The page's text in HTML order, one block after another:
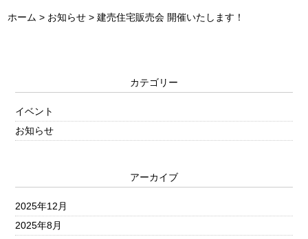
ホーム > お知らせ >建売住宅販売会 開催いたします！
カテゴリー
イベント
お知らせ
アーカイブ
2025年12月
2025年8月